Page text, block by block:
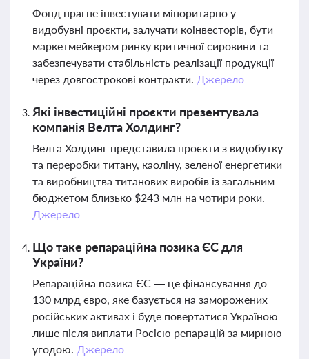
Фонд прагне інвестувати міноритарно у
видобувні проєкти, залучати коінвесторів, бути
маркетмейкером ринку критичної сировини та
забезпечувати стабільність реалізації продукції
через довгострокові контракти. Джерело
Які інвестиційні проєкти презентувала
компанія Велта Холдинг?
Велта Холдинг представила проєкти з видобутку
та переробки титану, каоліну, зеленої енергетики
та виробництва титанових виробів із загальним
бюджетом близько $243 млн на чотири роки.
Джерело
Що таке репараційна позика ЄС для
України?
Репараційна позика ЄС — це фінансування до
130 млрд євро, яке базується на заморожених
російських активах і буде повертатися Україною
лише після виплати Росією репарацій за мирною
угодою. Джерело